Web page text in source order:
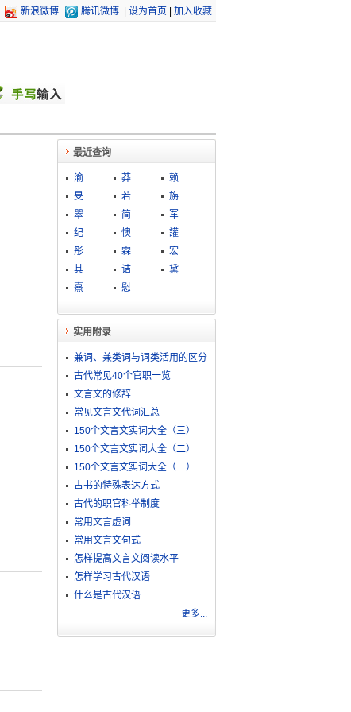
新浪微博 腾讯微博 设为首页 加入收藏
最近查询
渝 莽
赖
旻
若
旃
翠
简
军
纪
懊
讙
彤
霖
宏
其
诘
黛
熹
慰
实用附录
兼词、兼类词与词类活用的区分
古代常见40个官职一览
文言文的修辞
常见文言文代词汇总
150个文言文实词大全（三）
150个文言文实词大全（二）
150个文言文实词大全（一）
古书的特殊表达方式
古代的职官科举制度
常用文言虚词
常用文言文句式
怎样提高文言文阅读水平
怎样学习古代汉语
什么是古代汉语
更多...